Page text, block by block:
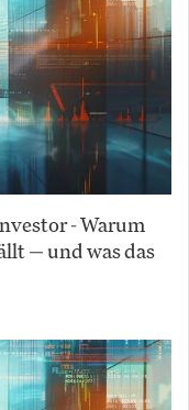
- Warum
— und was das